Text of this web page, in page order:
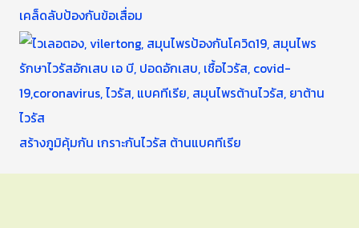
เคล็ดลับป้องกันข้อเสื่อม
สร้างภูมิคุ้มกัน เกราะกันไวรัส ต้านแบคทีเรีย